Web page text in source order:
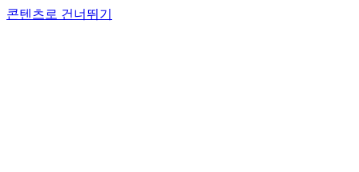
콘텐츠로 건너뛰기